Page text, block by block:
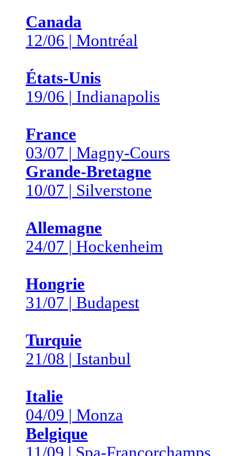
Canada
12/06 | Montréal
États-Unis
19/06 | Indianapolis
France
03/07 | Magny-Cours
Grande-Bretagne
10/07 | Silverstone
Allemagne
24/07 | Hockenheim
Hongrie
31/07 | Budapest
Turquie
21/08 | Istanbul
Italie
04/09 | Monza
Belgique